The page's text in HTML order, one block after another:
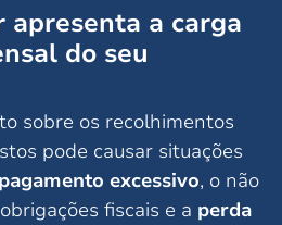
apresenta a carga
do seu
sobre os recolhimentos
pode causar situações
pagamento excessivo, o não
fiscais e a perda